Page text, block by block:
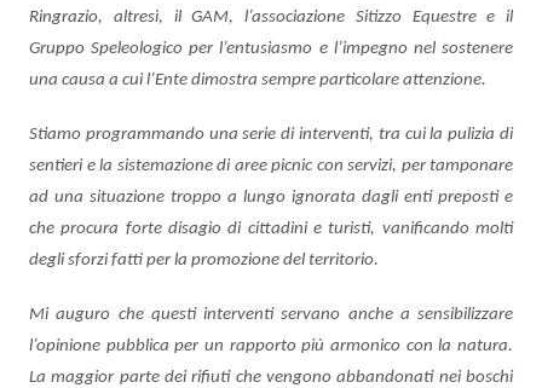
Ringrazio, altresì, il GAM, l’associazione Sitizzo Equestre e il
Gruppo Speleologico per l’entusiasmo e l’impegno nel sostenere
una causa a cui l’Ente dimostra sempre particolare attenzione.
Stiamo programmando una serie di interventi, tra cui la pulizia di
sentieri e la sistemazione di aree picnic con servizi, per tamponare
ad una situazione troppo a lungo ignorata dagli enti preposti e
che procura forte disagio di cittadini e turisti, vanificando molti
degli sforzi fatti per la promozione del territorio.
Mi auguro che questi interventi servano anche a sensibilizzare
l’opinione pubblica per un rapporto più armonico con la natura.
La maggior parte dei rifiuti che vengono abbandonati nei boschi